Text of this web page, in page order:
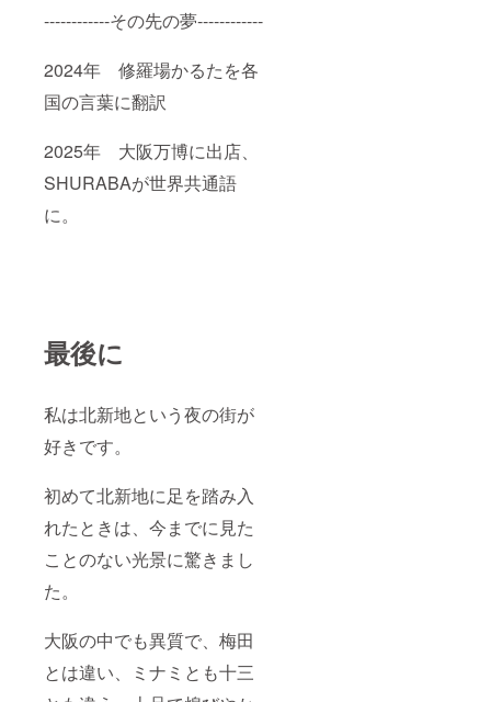
------------その先の夢------------
2024年 修羅場かるたを各
国の言葉に翻訳
2025年 大阪万博に出店、
SHURABAが世界共通語
に。
最後に
私は北新地という夜の街が
好きです。
初めて北新地に足を踏み入
れたときは、今までに見た
ことのない光景に驚きまし
た。
大阪の中でも異質で、梅田
とは違い、ミナミとも十三